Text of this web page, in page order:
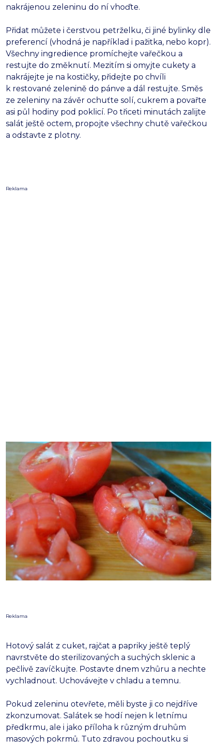
nakrájenou zeleninu do ní vhoďte.
Přidat můžete i čerstvou petrželku, či jiné bylinky dle
preferencí (vhodná je například i pažitka, nebo kopr).
Všechny ingredience promíchejte vařečkou a
restujte do změknutí. Mezitím si omyjte cukety a
nakrájejte je na kostičky, přidejte po chvíli
k restované zelenině do pánve a dál restujte. Směs
ze zeleniny na závěr ochuťte solí, cukrem a povařte
asi půl hodiny pod poklicí. Po třiceti minutách zalijte
salát ještě octem, propojte všechny chutě vařečkou
a odstavte z plotny.
Reklama
Reklama
Hotový salát z cuket, rajčat a papriky ještě teplý
navrstvěte do sterilizovaných a suchých sklenic a
pečlivě zavíčkujte. Postavte dnem vzhůru a nechte
vychladnout. Uchovávejte v chladu a temnu.
Pokud zeleninu otevřete, měli byste ji co nejdříve
zkonzumovat. Salátek se hodí nejen k letnímu
předkrmu, ale i jako příloha k různým druhům
masových pokrmů. Tuto zdravou pochoutku si